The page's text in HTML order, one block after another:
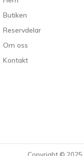
Butiken
Reservdelar
Om oss
Kontakt